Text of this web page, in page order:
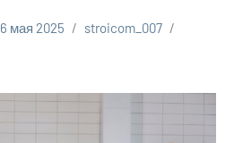
6 мая 2025
stroicom_007